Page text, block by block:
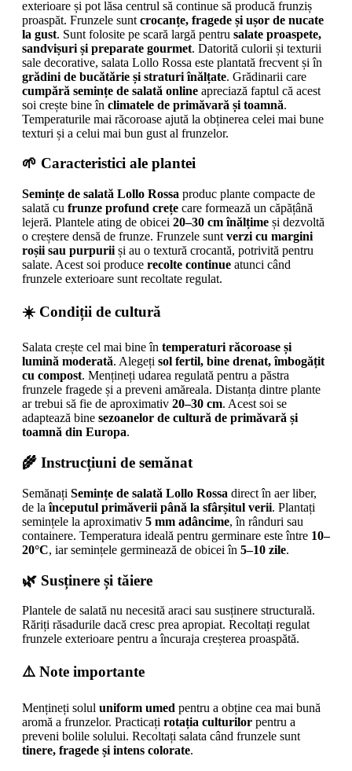
exterioare și pot lăsa centrul să continue să producă frunziș
proaspăt. Frunzele sunt crocanțe, fragede și ușor de nucate
la gust. Sunt folosite pe scară largă pentru salate proaspete,
sandvișuri și preparate gourmet. Datorită culorii și texturii
sale decorative, salata Lollo Rossa este plantată frecvent și în
grădini de bucătărie și straturi înălțate. Grădinarii care
cumpără semințe de salată online apreciază faptul că acest
soi crește bine în climatele de primăvară și toamnă.
Temperaturile mai răcoroase ajută la obținerea celei mai bune
texturi și a celui mai bun gust al frunzelor.
🌱 Caracteristici ale plantei
Semințe de salată Lollo Rossa produc plante compacte de
salată cu frunze profund crețe care formează un căpățână
lejeră. Plantele ating de obicei 20–30 cm înălțime și dezvoltă
o creștere densă de frunze. Frunzele sunt verzi cu margini
roșii sau purpurii și au o textură crocantă, potrivită pentru
salate. Acest soi produce recolte continue atunci când
frunzele exterioare sunt recoltate regulat.
☀️ Condiții de cultură
Salata crește cel mai bine în temperaturi răcoroase și
lumină moderată. Alegeți sol fertil, bine drenat, îmbogățit
cu compost. Mențineți udarea regulată pentru a păstra
frunzele fragede și a preveni amăreala. Distanța dintre plante
ar trebui să fie de aproximativ 20–30 cm. Acest soi se
adaptează bine sezoanelor de cultură de primăvară și
toamnă din Europa.
🌾 Instrucțiuni de semănat
Semănați Semințe de salată Lollo Rossa direct în aer liber,
de laînceputul primăverii până la sfârșitul verii. Plantați
semințele la aproximativ 5 mm adâncime, în rânduri sau
containere. Temperatura ideală pentru germinare este între 10–
20°C, iar semințele germinează de obicei în 5–10 zile.
🌿 Susținere și tăiere
Plantele de salată nu necesită araci sau susținere structurală.
Răriți răsadurile dacă cresc prea apropiat. Recoltați regulat
frunzele exterioare pentru a încuraja creșterea proaspătă.
⚠️ Note importante
Mențineți solul uniform umed pentru a obține cea mai bună
aromă a frunzelor. Practicați rotația culturilor pentru a
preveni bolile solului. Recoltați salata când frunzele sunt
tinere, fragede și intens colorate.